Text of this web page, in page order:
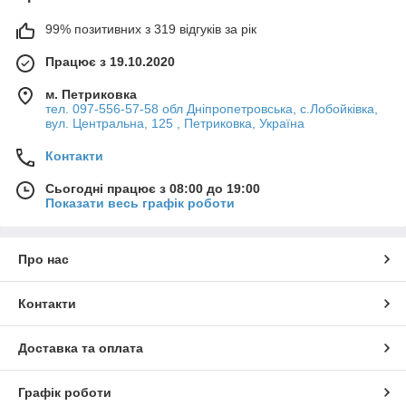
99% позитивних з 319 відгуків за рік
Працює з 19.10.2020
м. Петриковка
тел. 097-556-57-58 обл Дніпропетровська, с.Лобойківка,
вул. Центральна, 125 , Петриковка, Україна
Контакти
Сьогодні працює з 08:00 до 19:00
Показати весь графік роботи
Про нас
Контакти
Доставка та оплата
Графік роботи